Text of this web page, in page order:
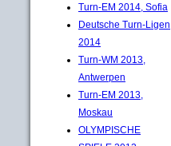
Turn-EM 2014, Sofia
Deutsche Turn-Ligen
2014
Turn-WM 2013,
Antwerpen
Turn-EM 2013,
Moskau
OLYMPISCHE